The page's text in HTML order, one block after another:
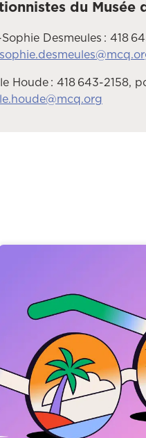
du Musée
Desmeules : 418
Houde : 418 643-2158,